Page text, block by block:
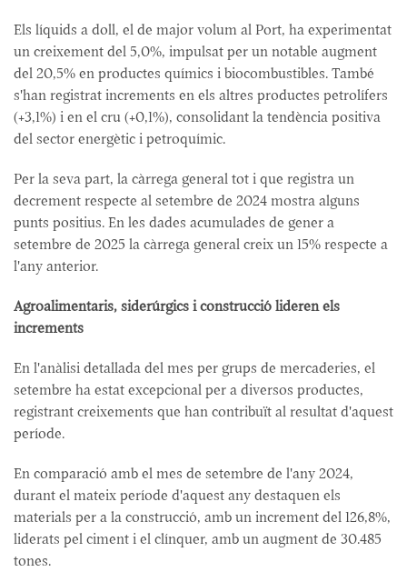
Els líquids a doll, el de major volum al Port, ha experimentat
un creixement del 5,0%, impulsat per un notable augment
del 20,5% en productes químics i biocombustibles. També
s'han registrat increments en els altres productes petrolífers
(+3,1%) i en el cru (+0,1%), consolidant la tendència positiva
del sector energètic i petroquímic.
Per la seva part, la càrrega general tot i que registra un
decrement respecte al setembre de 2024 mostra alguns
punts positius. En les dades acumulades de gener a
setembre de 2025 la càrrega general creix un 15% respecte a
l'any anterior.
Agroalimentaris, siderúrgics i construcció lideren els
increments
En l'anàlisi detallada del mes per grups de mercaderies, el
setembre ha estat excepcional per a diversos productes,
registrant creixements que han contribuït al resultat d'aquest
període.
En comparació amb el mes de setembre de l'any 2024,
durant el mateix període d'aquest any destaquen els
materials per a la construcció, amb un increment del 126,8%,
liderats pel ciment i el clínquer, amb un augment de 30.485
tones.